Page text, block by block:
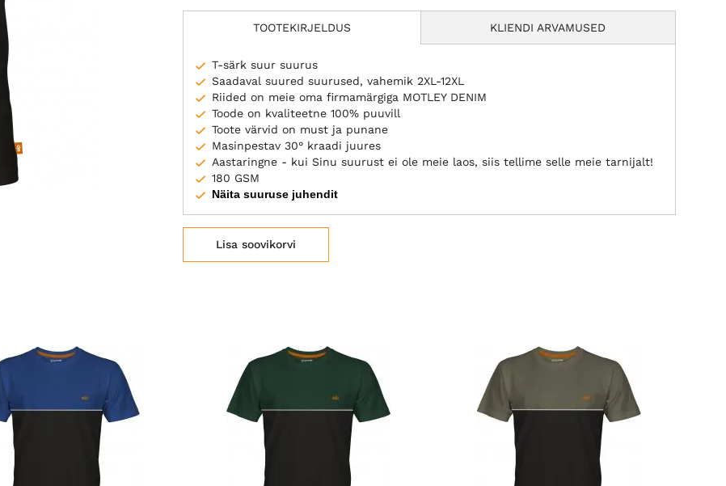
TOOTEKIRJELDUS KLIENDI ARVAMUSED
T-särk suur suurus
Saadaval suured suurused, vahemik 2XL-12XL
Riided on meie oma firmamärgiga MOTLEY DENIM
Toode on kvaliteetne 100% puuvill
Toote värvid on must ja punane
Masinpestav 30° kraadi juures
Aastaringne - kui Sinu suurust ei ole meie laos, siis tellime selle meie tarnijalt!
180 GSM
Näita suuruse juhendit
Lisa soovikorvi